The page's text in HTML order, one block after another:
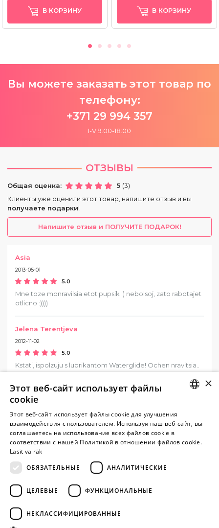
В КОРЗИНУ В КОРЗИНУ
Вы можете заказать этот товар по
телефону:
+371 29 994 357
I-V 9:00-18:00
ОТЗЫВЫ
Общая оценка: 5 (3)
Клиенты уже оценили этот товар, напишите отзыв и вы
получаете подарки!
Напишите отзыв и ПОЛУЧИТЕ ПОДАРОК!
Asia
2013-05-01
5.0
Mne toze monravilsia etot pupsik :) nebolsoj, zato rabotajet
otlicno :))))
Jelena Terentjeva
2012-11-02
5.0
Kstati, ispolzuju s lubrikantom Waterglide! Ochen nravitsia..
tak skolzko :)
Jelena Terentjeva
2012-11-02
5.0
Eto prosto chiudo!!! Upakovka oboldennaja, a kakije
oshiushenija! Vy by ETO videli!
Внимание! Yesyes.lv содержит откровенную сексуальную
информацию и изо.
RUSSIAN
×
Этот веб-сайт использует файлы
cookie
Этот веб-сайт использует файлы cookie для улучшения
взаимодействия с пользователем. Используя наш веб-сайт, вы
соглашаетесь на использование всех файлов cookie в
соответствии с нашей Политикой в ​​отношении файлов cookie.
Lasīt vairāk
ОБЯЗАТЕЛЬНЫЕ
АНАЛИТИЧЕСКИЕ
ЦЕЛЕВЫЕ ФУНКЦИОНАЛЬНЫЕ
НЕКЛАССИФИЦИРОВАННЫЕ